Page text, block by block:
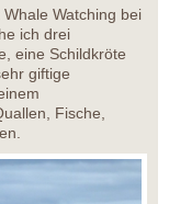
Watching bei
ich drei
eine Schildkröte
giftige
Fische,